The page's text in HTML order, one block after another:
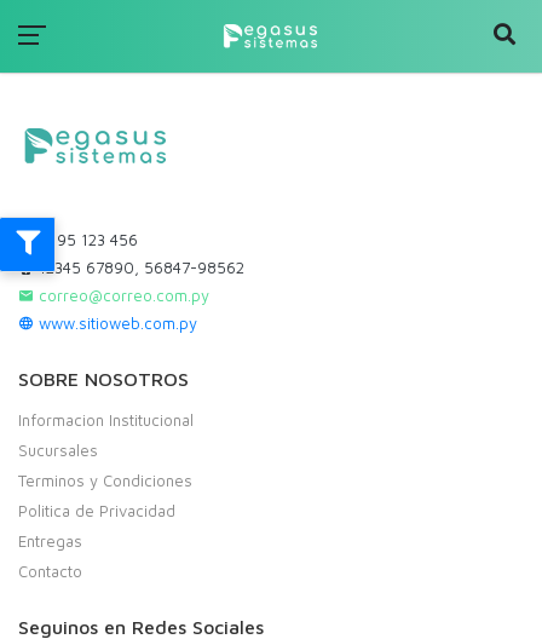
+595 123 456
12345 67890, 56847-98562
correo@correo.com.py
www.sitioweb.com.py
SOBRE NOSOTROS
Informacion Institucional
Sucursales
Terminos y Condiciones
Politica de Privacidad
Entregas
Contacto
Seguinos en Redes Sociales